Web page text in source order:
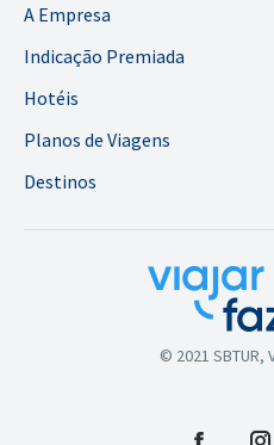
A Empresa
Indicação Premiada
Hotéis
Planos de Viagens
Destinos
© 2021 SBTUR,